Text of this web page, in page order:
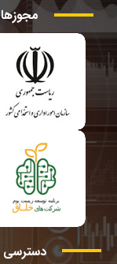
مجوزها
دسترسی